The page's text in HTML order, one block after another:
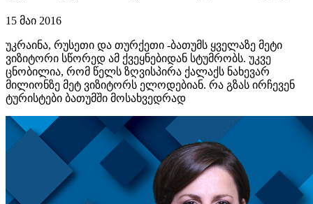
15 მაი 2016
უკრაინა, რუსეთი და თურქეთი -ბათუმს ყველაზე მეტი
ვიზიტორი სწორედ ამ ქვეყნებიდან სტუმრობს. უკვე
ცნობილია, რომ წელს ზღვისპირა ქალაქს ნახევარ
მილიონზე მეტ ვიზიტორს ელოდებიან. რა გზას ირჩევენ
ტურისტები ბათუმში მოსახვედრად